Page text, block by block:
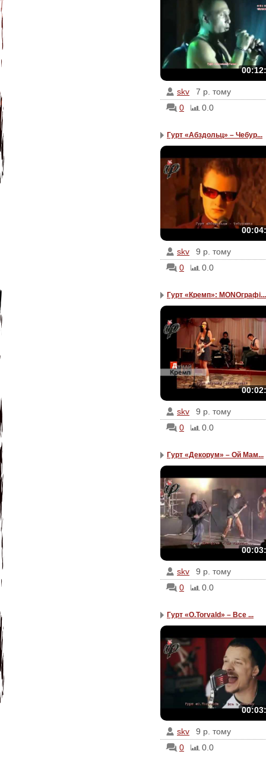
skv
7 р. тому
0
0.0
Гурт «Абздольц» – Чебур...
skv
9 р. тому
0
0.0
Гурт «Кремп»: MONOграфі...
skv
9 р. тому
0
0.0
Гурт «Декорум» – Ой Мам...
skv
9 р. тому
0
0.0
Гурт «О.Torvald» – Все ...
skv
9 р. тому
0
0.0